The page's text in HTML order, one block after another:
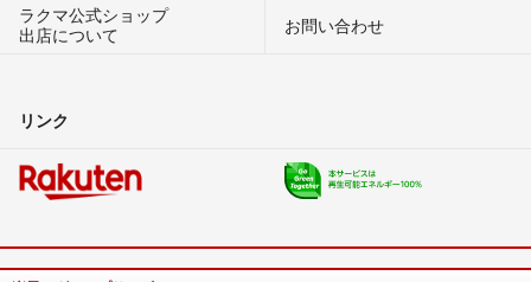
ラクマ公式ショップ
出店について
お問い合わせ
リンク